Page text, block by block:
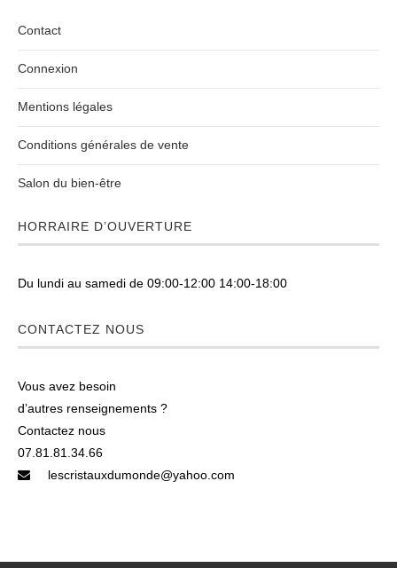
Contact
Connexion
Mentions légales
Conditions générales de vente
Salon du bien-être
HORRAIRE D’OUVERTURE
Du lundi au samedi de 09:00-12:00 14:00-18:00
CONTACTEZ NOUS
Vous avez besoin
d’autres renseignements ?
Contactez nous
07.81.81.34.66
lescristauxdumonde@yahoo.com